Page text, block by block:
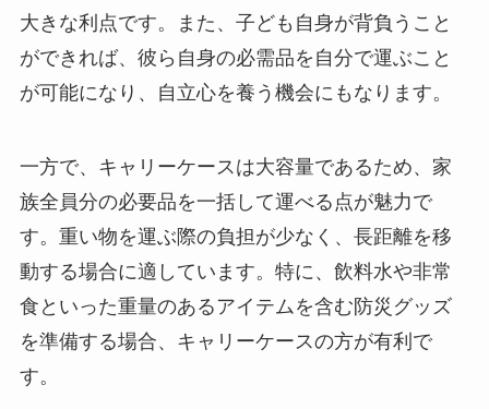
大きな利点です。また、子ども自身が背負うこと
ができれば、彼ら自身の必需品を自分で運ぶこと
が可能になり、自立心を養う機会にもなります。
一方で、キャリーケースは大容量であるため、家
族全員分の必要品を一括して運べる点が魅力で
す。重い物を運ぶ際の負担が少なく、長距離を移
動する場合に適しています。特に、飲料水や非常
食といった重量のあるアイテムを含む防災グッズ
を準備する場合、キャリーケースの方が有利で
す。